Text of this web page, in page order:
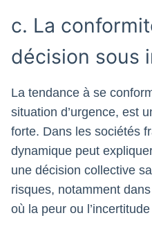
c. La
décision sous
La tendance à se
situation d’urgence, est
forte. Dans les sociétés
dynamique peut
une décision collective
risques, notamment
où la peur ou